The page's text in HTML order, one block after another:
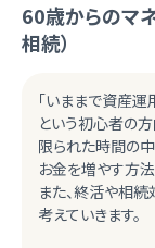
60歳からのマ
相続）
「いままで資産
という初心者の
限られた時間の
お金を増やす方法
また、終活や相
考えていきます。